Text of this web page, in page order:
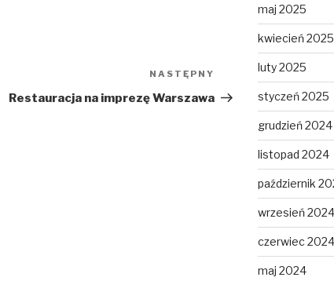
Następny
wpis
NASTĘPNY
Restauracja na imprezę Warszawa
maj 2025
kwiecień 2025
luty 2025
styczeń 2025
grudzień 2024
listopad 2024
październik
wrzesień 2024
czerwiec 2024
maj 2024